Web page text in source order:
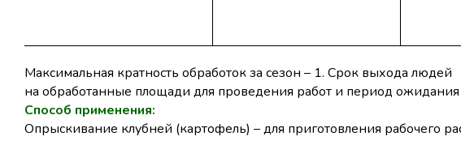
Максимальная кратность обработокза сезон – 1. Срок выхода людей
на обработанные площади для проведения работ и период ожидания
Способ применения:
Опрыскивание клубней (картофель) – для приготовления рабочего